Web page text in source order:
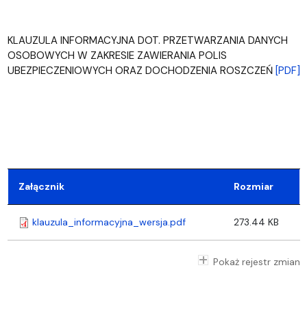
KLAUZULA INFORMACYJNA DOT. PRZETWARZANIA DANYCH
OSOBOWYCH W ZAKRESIE ZAWIERANIA POLIS
UBEZPIECZENIOWYCH ORAZ DOCHODZENIA ROSZCZEŃ [PDF]
Załącznik Rozmiar
klauzula_informacyjna_wersja.pdf 273.44 KB
Pokaż rejestr zmian